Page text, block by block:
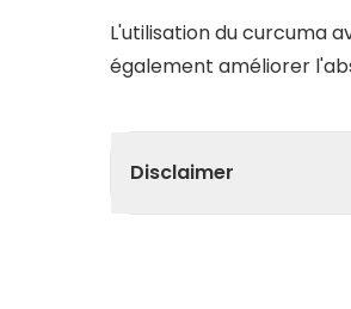
L'utilisation du curcuma
également améliorer
Disclaimer